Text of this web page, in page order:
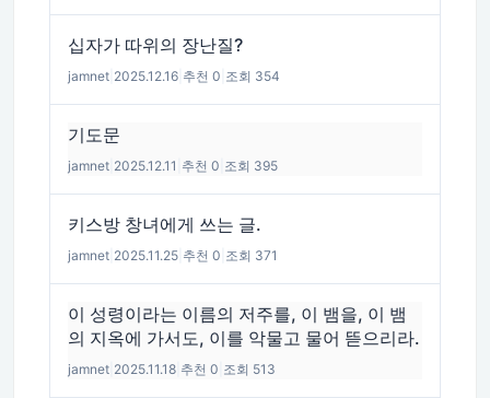
십자가 따위의 장난질?
jamnet 2025.12.16 추천 0 조회 354
기도문
jamnet 2025.12.11 추천 0 조회 395
키스방 창녀에게 쓰는 글.
jamnet 2025.11.25 추천 0 조회 371
이 성령이라는 이름의 저주를, 이 뱀을, 이 뱀
의 지옥에 가서도, 이를 악물고 물어 뜯으리라.
jamnet 2025.11.18 추천 0 조회 513